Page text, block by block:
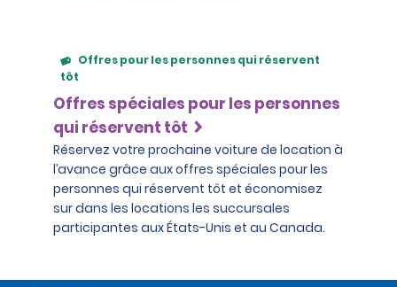
Offres pour les personnes qui réservent
tôt
Offres spéciales pour les personnes
qui réservent tôt
Réservez votre prochaine voiture de location à
l’avance grâce aux offres spéciales pour les
personnes qui réservent tôt et économisez
sur dans les locations les succursales
participantes aux États-Unis et au Canada.